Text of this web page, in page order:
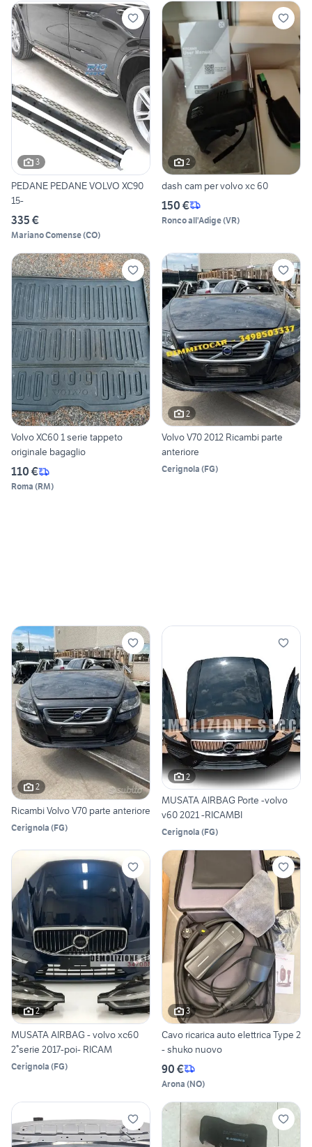
3
PEDANE PEDANE VOLVO XC90
15-
335 €
Mariano Comense(CO)
2
dash cam per volvo xc 60
150 €
Ronco all'Adige(VR)
Volvo XC60 1 serie tappeto
originale bagaglio
110 €
Roma (RM)
2
Volvo V70 2012 Ricambi parte
anteriore
Cerignola (FG)
2
Ricambi Volvo V70 parte anteriore
Cerignola (FG)
2
MUSATA AIRBAG Porte -volvo
v60 2021 -RICAMBI
Cerignola (FG)
2
MUSATA AIRBAG - volvo xc60
2°serie 2017-poi- RICAM
Cerignola (FG)
3
Cavo ricarica auto elettrica Type 2
- shuko nuovo
90 €
Arona (NO)